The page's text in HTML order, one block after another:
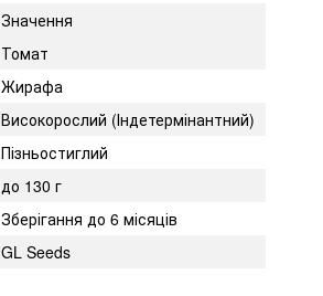
Значення
Томат
Жирафа
Високорослий (Індетермінантний)
Пізньостиглий
до 130 г
Зберігання до 6 місяців
GL Seeds